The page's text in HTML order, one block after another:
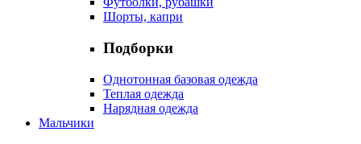
Шорты, капри
Подборки
Однотонная базовая одежда
Теплая одежда
Нарядная одежда
Мальчики